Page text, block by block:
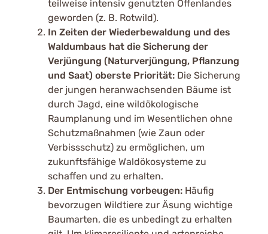
teilweise intensiv genutzten Offenlandes
geworden (z. B. Rotwild).
In Zeiten der Wiederbewaldung und des
Waldumbaus hat die Sicherung der
Verjüngung (Naturverjüngung, Pflanzung
und Saat) oberste Priorität: Die Sicherung
der jungen heranwachsenden Bäume ist
durch Jagd, eine wildökologische
Raumplanung und im Wesentlichen ohne
Schutzmaßnahmen (wie Zaun oder
Verbissschutz) zu ermöglichen, um
zukunftsfähige Waldökosysteme zu
schaffen und zu erhalten.
Der Entmischung vorbeugen: Häufig
bevorzugen Wildtiere zur Äsung wichtige
Baumarten, die es unbedingt zu erhalten